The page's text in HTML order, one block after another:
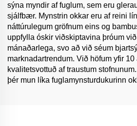
sýna myndir af fuglum, sem eru
sjálfbær. Mynstrin okkar eru af reini
náttúrulegum gröfnum eins og
uppfylla óskir viðskiptavina þróum
mánaðarlega, svo að við séum
marknadartrendum. Við höfum yfir
kvalitetsvottuð af traustum
þér mun líka fuglamynsturdukurinn